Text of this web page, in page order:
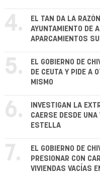
4.
EL TAN DA LA
AYUNTAMIENTO DE
APARCAMIENTOS
5.
EL GOBIERNO DE
DE CEUTA Y PIDE A
MISMO
6.
INVESTIGAN LA
CAERSE DESDE
ESTELLA
7.
EL GOBIERNO DE
PRESIONAR CON
VIVIENDAS VACÍAS